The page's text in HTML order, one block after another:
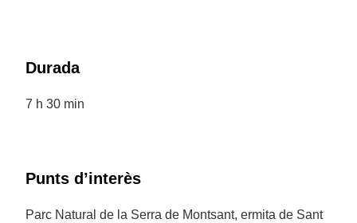
Durada
7 h 30 min
Punts d’interès
Parc Natural de la Serra de Montsant, ermita de Sant